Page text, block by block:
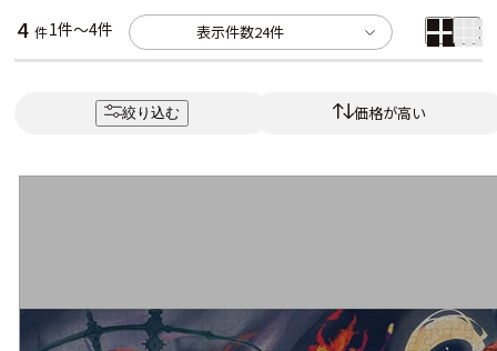
4 件1件～4件 表示件数24件
絞り込む 価格が高い